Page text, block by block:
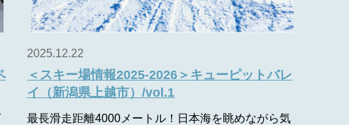
2025.12.22
＜スキー場情報2025-2026＞キューピットバレ
イ（新潟県上越市）/vol.1
最長滑走距離4000メートル！日本海を眺めながら気